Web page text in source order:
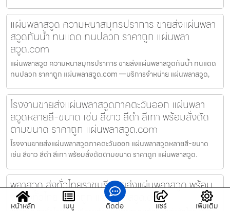
แผ่นพลาสวูด ความหนาสมุทรปราการ ขายส่งแผ่นพลา
สวูดกันน้ำ ทนแดด ทนปลวก ราคาถูก แผ่นพลา
สวูด.com
แผ่นพลาสวูด ความหนาสมุทรปราการ ขายส่งแผ่นพลาสวูดกันน้ำ ทนแดด
ทนปลวก ราคาถูก แผ่นพลาสวูด.com —บริการจำหน่าย แผ่นพลาสวูด,
โรงงานขายส่งแผ่นพลาสวูดภาคตะวันออก แผ่นพลา
สวูดหลายสี-ขนาด เช่น สีขาว สีดำ สีเทา พร้อมสั่งตัด
ตามขนาด ราคาถูก แผ่นพลาสวูด.com
โรงงานขายส่งแผ่นพลาสวูดภาคตะวันออก แผ่นพลาสวูดหลายสี-ขนาด
เช่น สีขาว สีดำ สีเทา พร้อมสั่งตัดตามขนาด ราคาถูก แผ่นพลาสวูด.
พลาสวูด ส่งทั่วไทยราชบุรี ขายส่งแผ่นพลาสวูด พร้อม
จัดส่งทั่วไทย ราคาถูก แผ่นพลาสวูด.com
หน้าหลัก เมนู ติดต่อ แชร์ เพิ่มเติม